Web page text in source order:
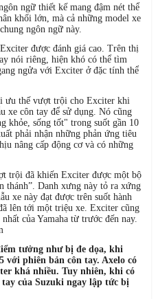
ngữ thiết kế mang đậm nét thể
khối lớn, mà cả những model xe
ngôn ngữ này.
được đánh giá cao. Trên thị
nói riêng, hiện khó có thể tìm
ngửa với Exciter ở đặc tính thể
ưu thế vượt trội cho Exciter khi
xe côn tay để sử dụng. Nó cũng
khỏe, sống tốt" trong suốt gần 10
phải nhận những phản ứng tiêu
nâng cấp động cơ và có những
trội đã khiến Exciter được một bộ
thánh”. Danh xưng này tỏ ra xứng
xe này đạt được trên suốt hành
lên tới một triệu xe. Exciter cũng
của Yamaha từ trước đến nay.
tưởng như bị đe dọa, khi
với phiên bản côn tay. Axelo có
khá nhiều. Tuy nhiên, khi có
của Suzuki ngay lập tức bị